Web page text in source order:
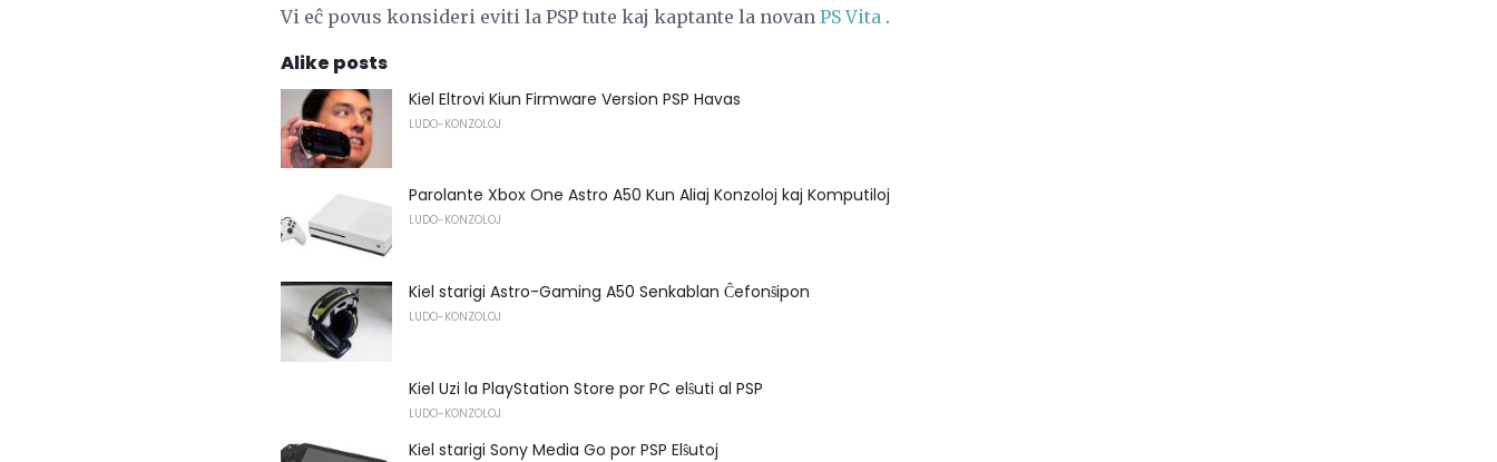
Vi eĉ povus konsideri eviti la PSP tute kaj kaptante la novan PS Vita .
Alike posts
Kiel Eltrovi Kiun Firmware Version PSP Havas
LUDO-KONZOLOJ
Parolante Xbox One Astro A50 Kun Aliaj Konzoloj kaj Komputiloj
LUDO-KONZOLOJ
Kiel starigi Astro-Gaming A50 Senkablan Ĉefonŝipon
LUDO-KONZOLOJ
Kiel Uzi la PlayStation Store por PC elŝuti al PSP
LUDO-KONZOLOJ
Kiel starigi Sony Media Go por PSP Elŝutoj